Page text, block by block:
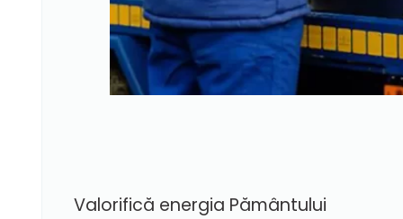
Valorifică energia Pământului